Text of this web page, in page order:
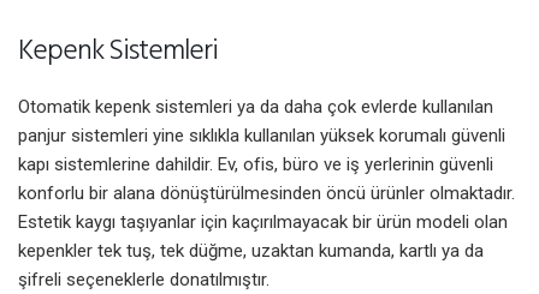
Kepenk Sistemleri
Otomatik kepenk sistemleri ya da daha çok evlerde kullanılan
panjur sistemleri yine sıklıkla kullanılan yüksek korumalı güvenli
kapı sistemlerine dahildir. Ev, ofis, büro ve iş yerlerinin güvenli
konforlu bir alana dönüştürülmesinden öncü ürünler olmaktadır.
Estetik kaygı taşıyanlar için kaçırılmayacak bir ürün modeli olan
kepenkler tek tuş, tek düğme, uzaktan kumanda, kartlı ya da
şifreli seçeneklerle donatılmıştır.